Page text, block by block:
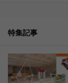
特集記事